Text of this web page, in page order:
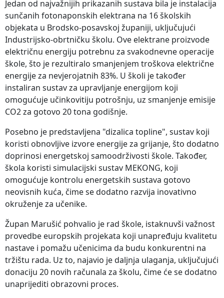
Jedan od najvažnijih prikazanih sustava bila je instalacija
sunčanih fotonaponskih elektrana na 16 školskih
objekata u Brodsko-posavskoj županiji, uključujući
Industrijsko-obrtničku školu. Ove elektrane proizvode
električnu energiju potrebnu za svakodnevne operacije
škole, što je rezultiralo smanjenjem troškova električne
energije za nevjerojatnih 83%. U školi je također
instaliran sustav za upravljanje energijom koji
omogućuje učinkovitiju potrošnju, uz smanjenje emisije
CO2 za gotovo 20 tona godišnje.
Posebno je predstavljena "dizalica topline", sustav koji
koristi obnovljive izvore energije za grijanje, što dodatno
doprinosi energetskoj samoodrživosti škole. Također,
škola koristi simulacijski sustav MEKONG, koji
omogućuje kontrolu energetskih sustava gotovo
neovisnih kuća, čime se dodatno razvija inovativno
okruženje za učenike.
Župan Marušić pohvalio je rad škole, istaknuvši važnost
provedbe europskih projekata koji unapređuju kvalitetu
nastave i pomažu učenicima da budu konkurentni na
tržištu rada. Uz to, najavio je daljnja ulaganja, uključujući
donaciju 20 novih računala za školu, čime će se dodatno
unaprijediti obrazovni proces.